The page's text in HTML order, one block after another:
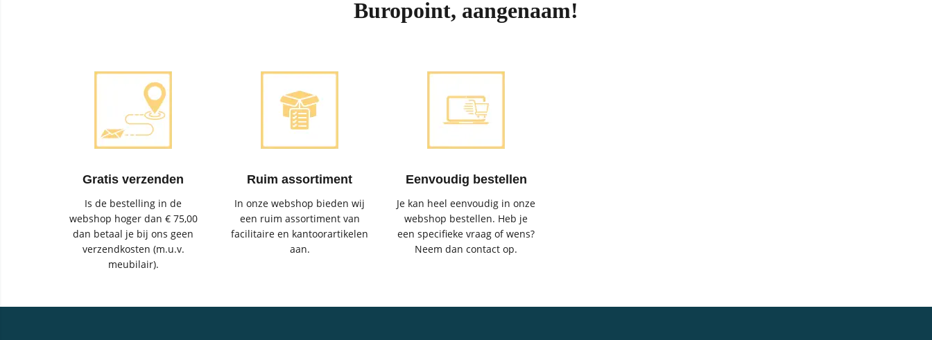
Buropoint, aangenaam!
Gratis verzenden
Is de bestelling in de
webshop hoger dan € 75,00
dan betaal je bij ons geen
verzendkosten (m.u.v.
meubilair).
Ruim assortiment
In onze webshop bieden wij
een ruim assortiment van
facilitaire en kantoorartikelen
aan.
Eenvoudig bestellen
Je kan heel eenvoudig in onze
webshop bestellen. Heb je
een specifieke vraag of wens?
Neem dan contact op.